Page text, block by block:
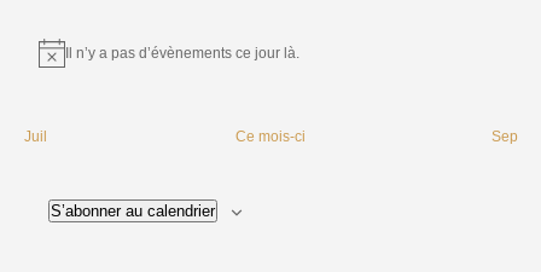
Notice
Il n’y a pas d’évènements ce jour là.
Juil Ce mois-ci Sep
S’abonner au calendrier